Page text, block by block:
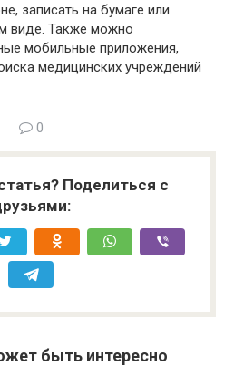
записать на бумаге или
виде. Также можно
мобильные приложения,
медицинских учреждений
0
Поделиться с
быть интересно